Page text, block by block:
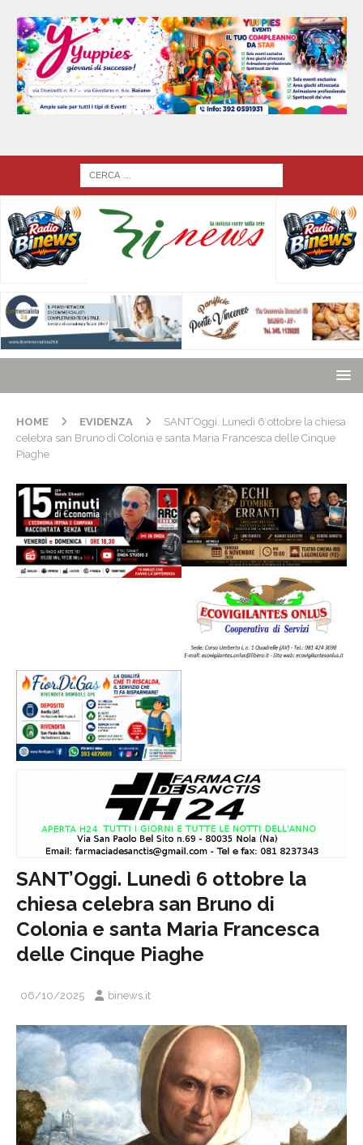
HOME EVIDENZA
SANT’Oggi. Lunedì 6 ottobre la chiesa
celebra san Bruno di Colonia e santa Maria Francesca delle Cinque
Piaghe
SANT’Oggi. Lunedì 6 ottobre la
chiesa celebra san Bruno di
Colonia e santa Maria Francesca
delle Cinque Piaghe
06/10/2025 binews.it